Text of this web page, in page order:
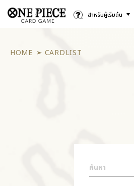
สำหรับผู้เริ่มต้น
HOME CARDLIST